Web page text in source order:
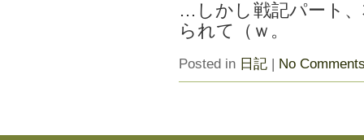
…しかし戦記パート
られて（ｗ。
Posted in 日記 | No